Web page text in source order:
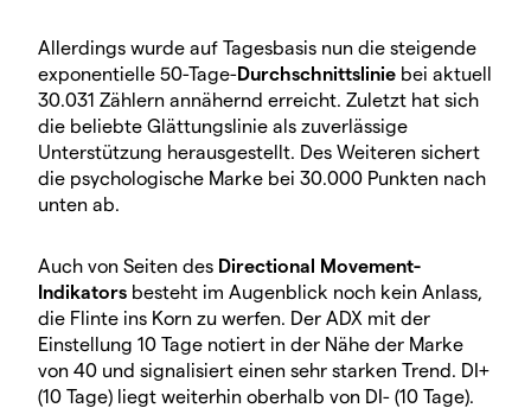
Allerdings wurde auf Tagesbasis nun die steigende
exponentielle 50-Tage-Durchschnittslinie bei aktuell
30.031 Zählern annähernd erreicht. Zuletzt hat sich
die beliebte Glättungslinie als zuverlässige
Unterstützung herausgestellt. Des Weiteren sichert
die psychologische Marke bei 30.000 Punkten nach
unten ab.
Auch von Seiten des Directional Movement-
Indikators besteht im Augenblick noch kein Anlass,
die Flinte ins Korn zu werfen. Der ADX mit der
Einstellung 10 Tage notiert in der Nähe der Marke
von 40 und signalisiert einen sehr starken Trend. DI+
(10 Tage) liegt weiterhin oberhalb von DI- (10 Tage).